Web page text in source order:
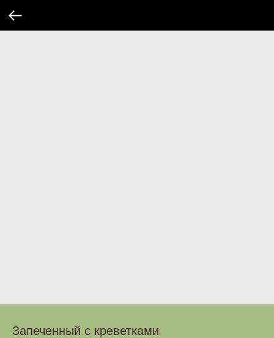
Запеченный с креветками